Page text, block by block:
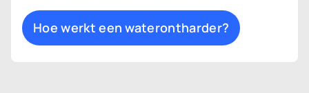
Hoe werkt een waterontharder?